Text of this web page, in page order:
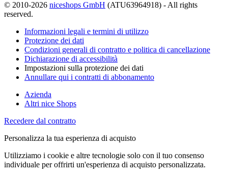
© 2010-2026 niceshops GmbH (ATU63964918) - All rights
reserved.
Informazioni legali e termini di utilizzo
Protezione dei dati
Condizioni generali di contratto e politica di cancellazione
Dichiarazione di accessibilità
Impostazioni sulla protezione dei dati
Annullare qui i contratti di abbonamento
Azienda
Altri nice Shops
Recedere dal contratto
Personalizza la tua esperienza di acquisto
Utilizziamo i cookie e altre tecnologie solo con il tuo consenso
individuale per offrirti un'esperienza di acquisto personalizzata.